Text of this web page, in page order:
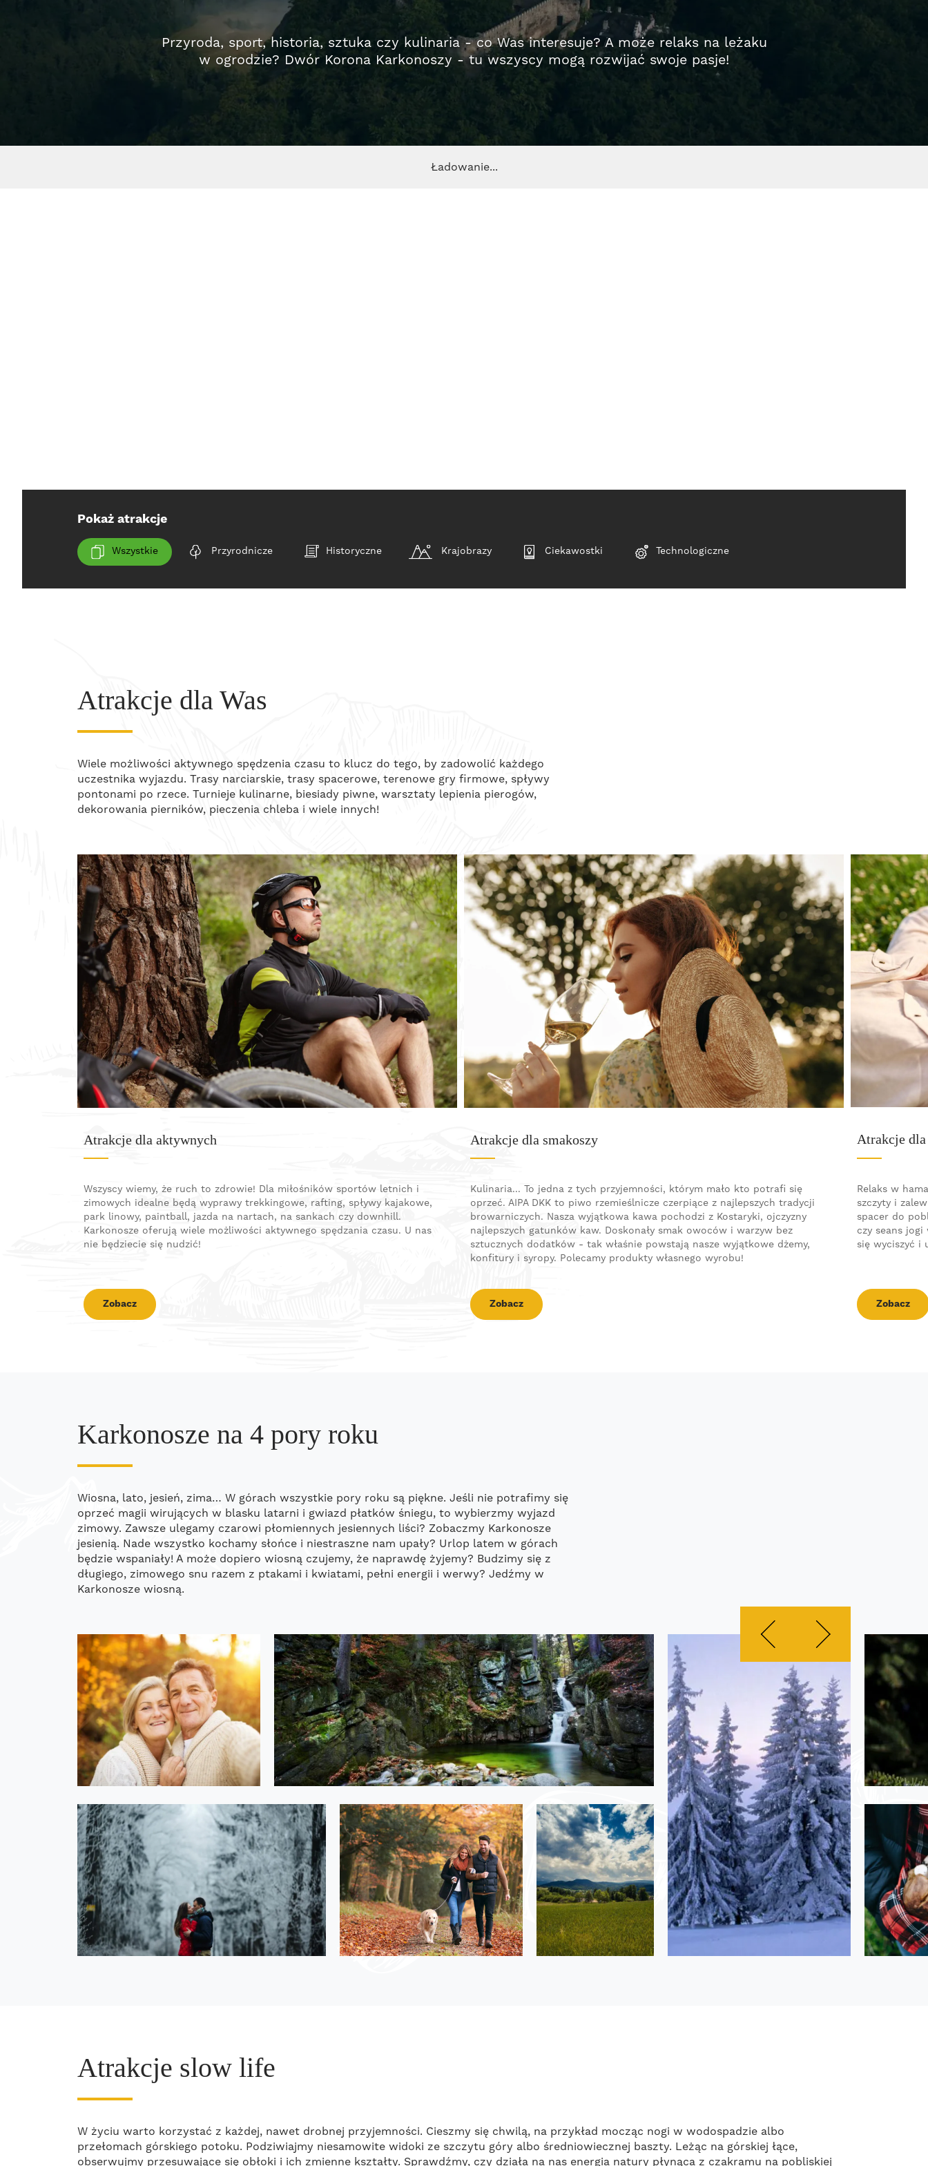
Przyroda, sport, historia, sztuka czy kulinaria - co Was interesuje? A może relaks na leżaku
w ogrodzie? Dwór Korona Karkonoszy - tu wszyscy mogą rozwijać swoje pasje!
Ładowanie...
Pokaż atrakcje
Wszystkie Przyrodnicze Historyczne Krajobrazy Ciekawostki Technologiczne
Atrakcje dla Was
Wiele możliwości aktywnego spędzenia czasu to klucz do tego, by zadowolić każdego
uczestnika wyjazdu. Trasy narciarskie, trasy spacerowe, terenowe gry firmowe, spływy
pontonami po rzece. Turnieje kulinarne, biesiady piwne, warsztaty lepienia pierogów,
dekorowania pierników, pieczenia chleba i wiele innych!
Atrakcje dla aktywnych
Wszyscy wiemy, że ruch to zdrowie! Dla miłośników sportów letnich i
zimowych idealne będą wyprawy trekkingowe, rafting, spływy kajakowe,
park linowy, paintball, jazda na nartach, na sankach czy downhill.
Karkonosze oferują wiele możliwości aktywnego spędzania czasu. U nas
nie będziecie się nudzić!
Zobacz
Atrakcje dla smakoszy
Kulinaria... To jedna z tych przyjemności, którym mało kto potrafi się
oprzeć. AIPA DKK to piwo rzemieślnicze czerpiące z najlepszych tradycji
browarniczych. Nasza wyjątkowa kawa pochodzi z Kostaryki, ojczyzny
najlepszych gatunków kaw. Doskonały smak owoców i warzyw bez
sztucznych dodatków - tak właśnie powstają nasze wyjątkowe dżemy,
konfitury i syropy. Polecamy produkty własnego wyrobu!
Zobacz
Atrakcje
Relaks w
szczyty i
spacer do
czy seans
się wyciszyć i
Zobacz
Karkonosze na 4 pory roku
Wiosna, lato, jesień, zima… W górach wszystkie pory roku są piękne. Jeśli nie potrafimy się
oprzeć magii wirujących w blasku latarni i gwiazd płatków śniegu, to wybierzmy wyjazd
zimowy. Zawsze ulegamy czarowi płomiennych jesiennych liści? Zobaczmy Karkonosze
jesienią. Nade wszystko kochamy słońce i niestraszne nam upały? Urlop latem w górach
będzie wspaniały! A może dopiero wiosną czujemy, że naprawdę żyjemy? Budzimy się z
długiego, zimowego snu razem z ptakami i kwiatami, pełni energii i werwy? Jedźmy w
Karkonosze wiosną.
Atrakcje slow life
W życiu warto korzystać z każdej, nawet drobnej przyjemności. Cieszmy się chwilą, na przykład mocząc nogi w wodospadzie albo
przełomach górskiego potoku. Podziwiajmy niesamowite widoki ze szczytu góry albo średniowiecznej baszty. Leżąc na górskiej łące,
obserwujmy przesuwające się obłoki i ich zmienne kształty. Sprawdźmy, czy działa na nas energia natury płynąca z czakramu na pobliskiej